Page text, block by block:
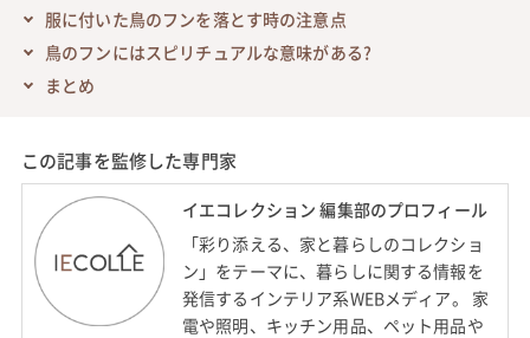
服に付いた鳥のフンを落とす時の注意点
鳥のフンにはスピリチュアルな意味がある?
まとめ
この記事を監修した専門家
イエコレクション 編集部のプロフィール
「彩り添える、家と暮らしのコレクショ
ン」をテーマに、暮らしに関する情報を
発信するインテリア系WEBメディア。 家
電や照明、キッチン用品、ペット用品や